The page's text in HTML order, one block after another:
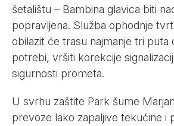
šetalištu – Bambina glavica biti
popravljena. Služba ophodnje
obilazit će trasu najmanje tri puta
potrebi, vršiti korekcije
sigurnosti prometa.
U svrhu zaštite Park šume
prevoze lako zapaljive tekućine i